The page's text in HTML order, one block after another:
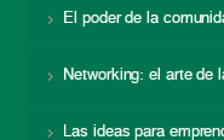
El poder de la
Networking: el arte de
Las ideas para